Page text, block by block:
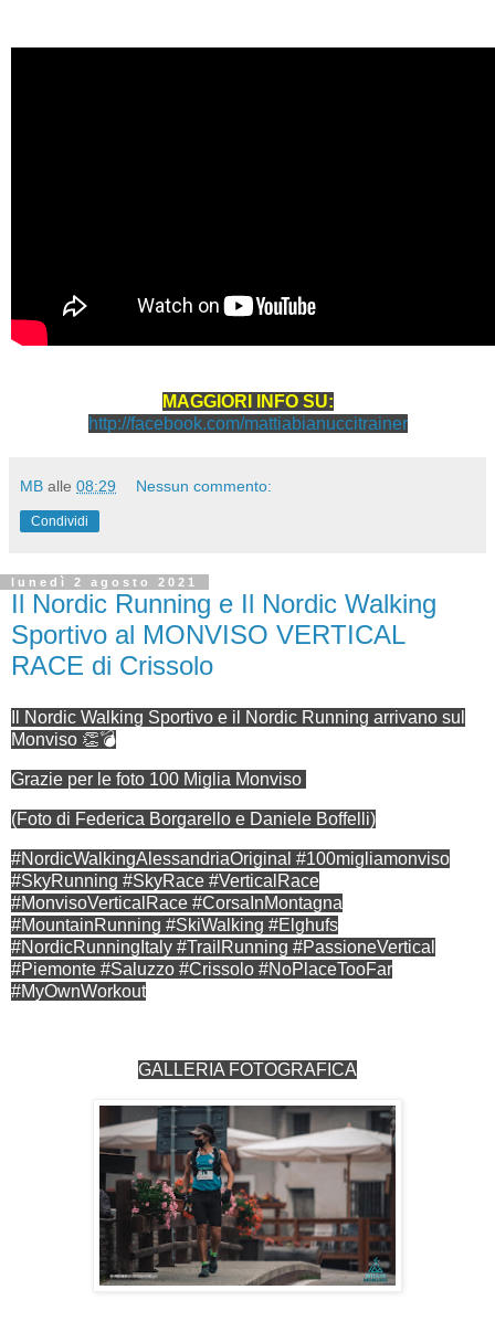
MAGGIORI INFO SU:
http://facebook.com/mattiabianuccitrainer
MB alle 08:29 Nessun commento:
Condividi
lunedì 2 agosto 2021
Il Nordic Running e Il Nordic Walking
Sportivo al MONVISO VERTICAL
RACE di Crissolo
Il Nordic Walking Sportivo e il Nordic Running arrivano sul
Monviso 👏💣
Grazie per le foto 100 Miglia Monviso
(Foto di Federica Borgarello e Daniele Boffelli)
#NordicWalkingAlessandriaOriginal #100migliamonviso
#SkyRunning #SkyRace #VerticalRace
#MonvisoVerticalRace #CorsaInMontagna
#MountainRunning #SkiWalking #Elghufs
#NordicRunningItaly #TrailRunning #PassioneVertical
#Piemonte #Saluzzo #Crissolo #NoPlaceTooFar
#MyOwnWorkout
GALLERIA FOTOGRAFICA